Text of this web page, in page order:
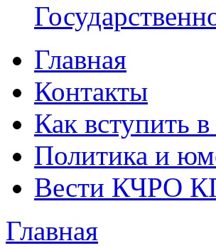
Главное меню
Главная
Контакты
Как вступить
Политика и
Вести КЧРО
Вы здесь
Главная